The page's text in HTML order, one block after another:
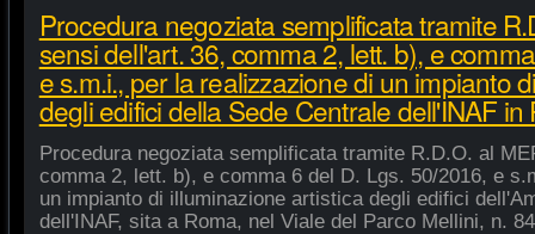
Procedura negoziata semplificata tramite
sensi dell'art. 36, comma 2, lett. b), e
e s.m.i., per la realizzazione di un impianto
degli edifici della Sede Centrale dell'INAF in
Procedura negoziata semplificata tramite R.D.O. al
comma 2, lett. b), e comma 6 del D. Lgs. 50/2016, e
un impianto di illuminazione artistica degli edifici
dell'INAF, sita a Roma, nel Viale del Parco Mellini, n. 84